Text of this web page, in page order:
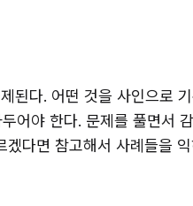
된다. 어떤 것을 사인으로
어야 한다. 문제를 풀면서
다면 참고해서 사례들을